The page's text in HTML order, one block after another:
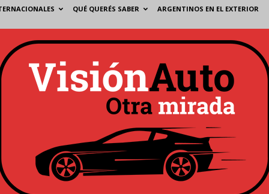
QUÉ QUERÉS SABER ARGENTINOS EN EL EXTERIOR